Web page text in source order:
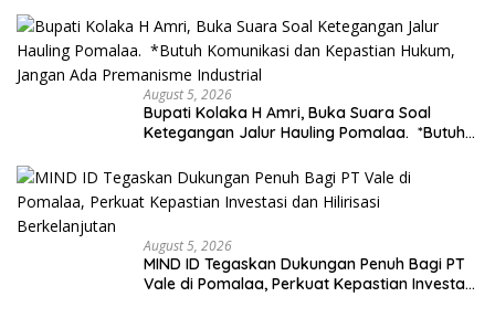
Kelurahan 19 November Wundulako
August 5, 2026
Bupati Kolaka H Amri, Buka Suara Soal
Ketegangan Jalur Hauling Pomalaa. *Butuh
Ada Premanisme Industrial
August 5, 2026
MIND ID Tegaskan Dukungan Penuh Bagi PT
Vale di Pomalaa, Perkuat Kepastian Investasi